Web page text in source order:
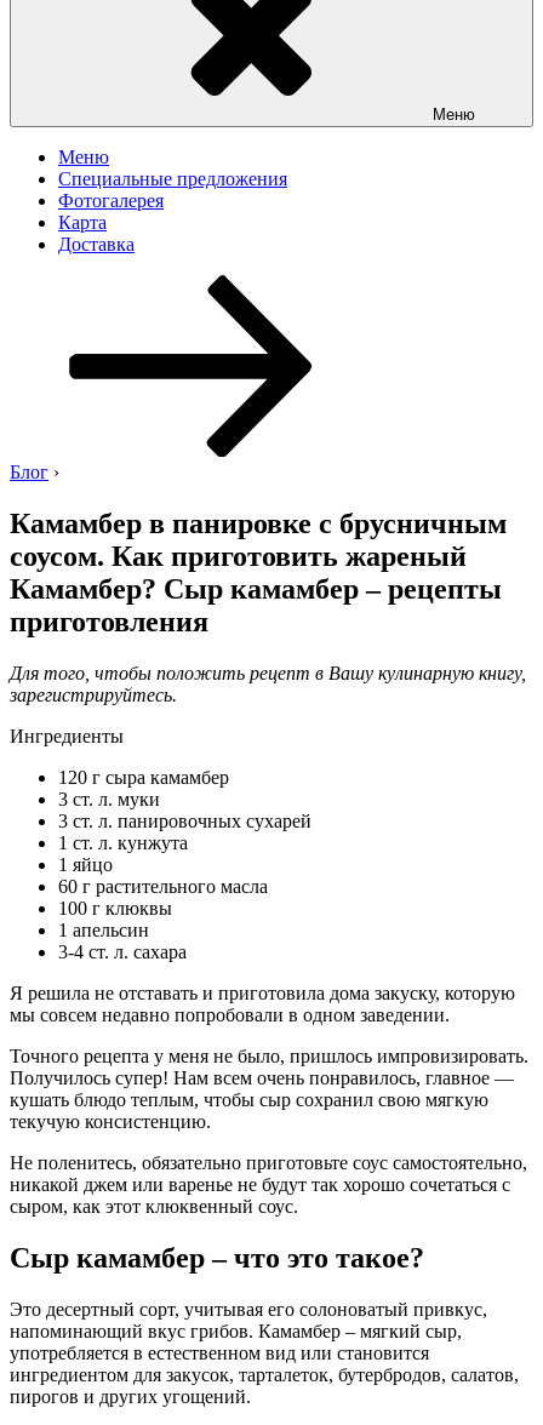
Меню
Меню
Специальные предложения
Фотогалерея
Карта
Доставка
Блог ›
Камамбер в панировке с брусничным
соусом. Как приготовить жареный
Камамбер? Сыр камамбер – рецепты
приготовления
Для того, чтобы положить рецепт в Вашу кулинарную книгу,
зарегистрируйтесь.
Ингредиенты
120 г сыра камамбер
3 ст. л. муки
3 ст. л. панировочных сухарей
1 ст. л. кунжута
1 яйцо
60 г растительного масла
100 г клюквы
1 апельсин
3-4 ст. л. сахара
Я решила не отставать и приготовила дома закуску, которую
мы совсем недавно попробовали в одном заведении.
Точного рецепта у меня не было, пришлось импровизировать.
Получилось супер! Нам всем очень понравилось, главное —
кушать блюдо теплым, чтобы сыр сохранил свою мягкую
текучую консистенцию.
Не поленитесь, обязательно приготовьте соус самостоятельно,
никакой джем или варенье не будут так хорошо сочетаться с
сыром, как этот клюквенный соус.
Сыр камамбер – что это такое?
Это десертный сорт, учитывая его солоноватый привкус,
напоминающий вкус грибов. Камамбер – мягкий сыр,
употребляется в естественном вид или становится
ингредиентом для закусок, тарталеток, бутербродов, салатов,
пирогов и других угощений.